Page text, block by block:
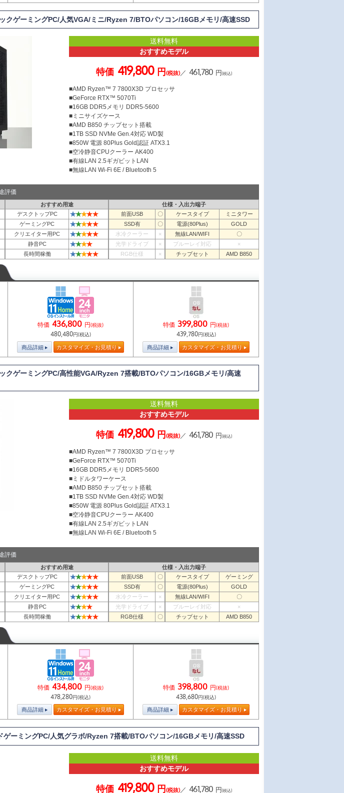
ゲーミングPC/人気VGA/ミニ/Ryzen 7/BTOパソコン/16GBメモリ/高速SSD
送料無料
おすすめモデル
特価 419,800 円(税抜)／ 461,780 円(税込)
■AMD Ryzen™ 7 7800X3D プロセッサ
■GeForce RTX™ 5070Ti
■16GB DDR5メモリ DDR5-5600
■ミニサイズケース
■AMD B850 チップセット搭載
■1TB SSD NVMe Gen.4対応 WD製
■850W 電源 80Plus Gold認証 ATX3.1
■空冷静音CPUクーラー AK400
■有線LAN 2.5ギガビットLAN
■無線LAN Wi-Fi 6E / Bluetooth 5
評価
おすすめ用途
仕様・入出力端子
デスクトップPC ★★★★★ 前面USB 〇 ケースタイプ
ミニタワー
ゲーミングPC ★★★★★ SSD有 〇 電源(80Plus)
GOLD
クリエイター用PC ★★★★★ 水冷クーラー × 無線LAN/WIFI
〇
静音PC ★★★★ 光学ドライブ × ブルーレイ対応
×
長時間稼働 ★★★★★ RGB仕様 × チップセット AMD B850
特価 436,800 円(税抜)
480,480円(税込)
商品詳細 カスタマイズ・お見積り
特価 399,800 円(税抜)
439,780円(税込)
商品詳細 カスタマイズ・お見積り
クゲーミングPC/高性能VGA/Ryzen 7搭載/BTOパソコン/16GBメモリ/高速
送料無料
おすすめモデル
特価 419,800 円(税抜)／ 461,780 円(税込)
■AMD Ryzen™ 7 7800X3D プロセッサ
■GeForce RTX™ 5070Ti
■16GB DDR5メモリ DDR5-5600
■ミドルタワーケース
■AMD B850 チップセット搭載
■1TB SSD NVMe Gen.4対応 WD製
■850W 電源 80Plus Gold認証 ATX3.1
■空冷静音CPUクーラー AK400
■有線LAN 2.5ギガビットLAN
■無線LAN Wi-Fi 6E / Bluetooth 5
評価
おすすめ用途
仕様・入出力端子
デスクトップPC ★★★★★ 前面USB 〇 ケースタイプ
ゲーミング
ゲーミングPC ★★★★★ SSD有 〇 電源(80Plus)
GOLD
クリエイター用PC ★★★★★ 水冷クーラー × 無線LAN/WIFI
〇
静音PC ★★★★ 光学ドライブ × ブルーレイ対応
×
長時間稼働 ★★★★★ RGB仕様 〇 チップセット AMD B850
特価 434,800 円(税抜)
478,280円(税込)
商品詳細 カスタマイズ・お見積り
特価 398,800 円(税抜)
438,680円(税込)
商品詳細 カスタマイズ・お見積り
ーミングPC/人気グラボ/Ryzen 7搭載/BTOパソコン/16GBメモリ/高速SSD
送料無料
おすすめモデル
特価 419,800 円(税抜)／ 461,780 円(税込)